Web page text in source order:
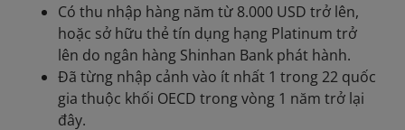
Có thu nhập hàng năm từ 8.000 USD trở lên,
hoặc sở hữu thẻ tín dụng hạng Platinum trở
lên do ngân hàng Shinhan Bank phát hành.
Đã từng nhập cảnh vào ít nhất 1 trong 22 quốc
gia thuộc khối OECD trong vòng 1 năm trở lại
đây.